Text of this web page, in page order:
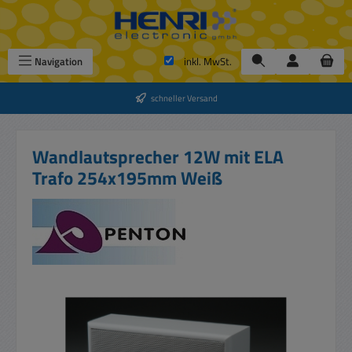
Zum Hauptinhalt springen
Navigation inkl. MwSt.
schneller Versand
Wandlautsprecher 12W mit ELA
Trafo 254x195mm Weiß
Bildergalerie überspringen